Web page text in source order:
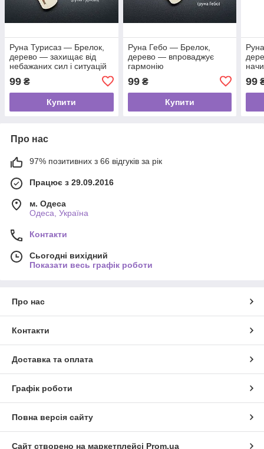
Руна Турисаз — Брелок,
дерево — захищає від
небажаних сил і ситуацій
99 ₴
Купити
Руна Гебо — Брелок,
дерево — впроваджує
гармонію
99₴
Купити
99
Про нас
97% позитивних з 66 відгуків за рік
Працює з 29.09.2016
м. Одеса
Одеса, Україна
Контакти
Сьогодні вихідний
Показати весь графік роботи
Про нас
Контакти
Доставка та оплата
Графік роботи
Повна версія сайту
Сайт створено на маркетплейсі Prom.ua